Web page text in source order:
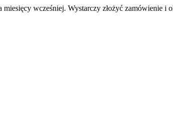
wcześniej. Wystarczy złożyć zamówienie i